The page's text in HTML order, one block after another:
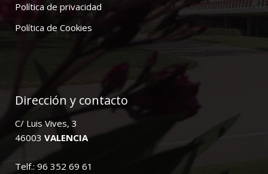
Política de privacidad
Política de Cookies
Dirección y contacto
C/ Luis Vives, 3
46003 VALENCIA
Telf.: 96 352 69 61